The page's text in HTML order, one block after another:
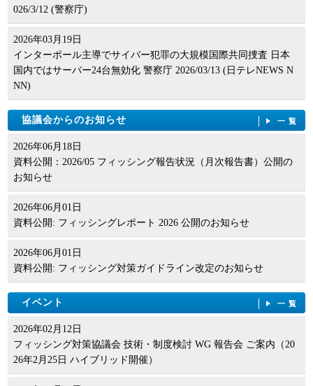
026/3/12 (警察庁)
2026年03月19日
インターポール主導でサイバー犯罪の大規模国際共同捜査 日本
国内ではサーバー24台無効化 警察庁 2026/03/13 (日テレNEWS N
NN)
協議会からのお知らせ 一覧
2026年06月18日
資料公開：2026/05 フィッシング報告状況（月次報告書）公開の
お知らせ
2026年06月01日
資料公開: フィッシングレポート 2026 公開のお知らせ
2026年06月01日
資料公開: フィッシング対策ガイドライン改定のお知らせ
イベント 一覧
2026年02月12日
フィッシング対策協議会 技術・制度検討 WG 報告会 ご案内（20
26年2月25日 ハイブリッド開催）